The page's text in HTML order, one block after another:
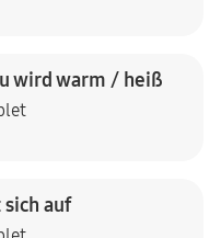
wird warm / heiß
auf